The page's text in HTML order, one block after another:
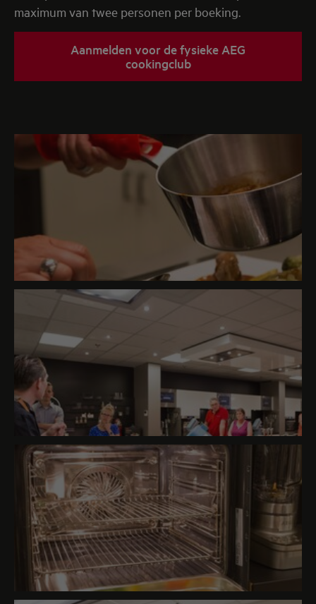
maximum van twee personen per boeking.
Aanmelden voor de fysieke AEG
cookingclub